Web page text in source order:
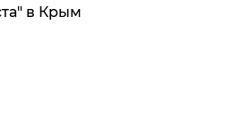
в Крым